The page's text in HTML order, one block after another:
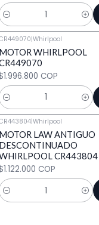
|Whirlpool
WHIRLPOOL
COP
|Whirlpool
LAW ANTIGUO
CR443804
COP